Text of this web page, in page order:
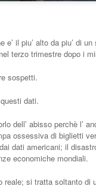
e’ il piu’ alto da piu’ di
terzo trimestre dopo i
sospetti.
dati.
dell’ abisso perchè l’
ossessiva di biglietti
dati americani; il
economiche mondiali.
si tratta soltanto di